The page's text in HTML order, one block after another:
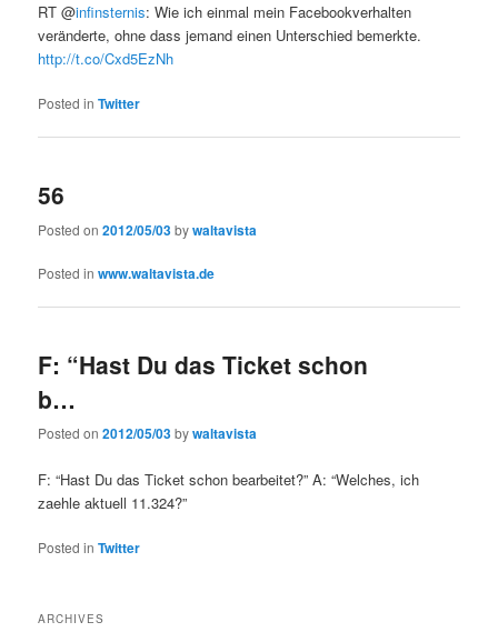
RT @infinsternis: Wie ich einmal mein Facebookverhalten
veränderte, ohne dass jemand einen Unterschied bemerkte.
http://t.co/Cxd5EzNh
Posted in Twitter
56
Posted on2012/05/03bywaltavista
Posted in www.waltavista.de
F: “Hast Du das Ticket schon
b…
Posted on2012/05/03bywaltavista
F: “Hast Du das Ticket schon bearbeitet?” A: “Welches, ich
zaehle aktuell 11.324?”
Posted in Twitter
ARCHIVES